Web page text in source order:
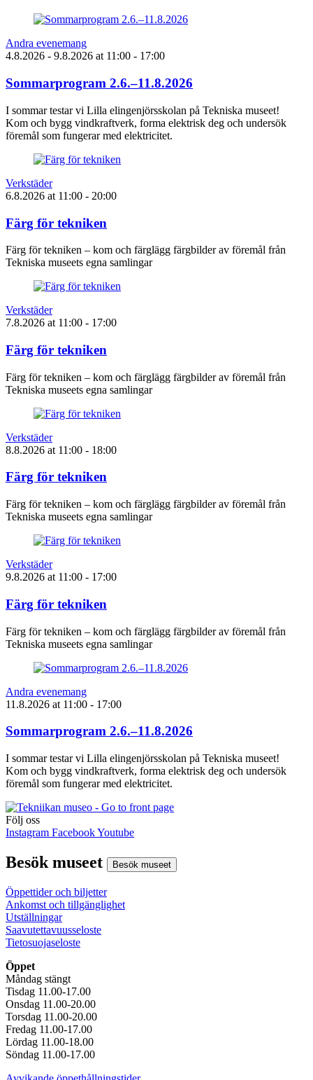
Andra evenemang
4.8.2026 - 9.8.2026 at 11:00 - 17:00
Sommarprogram 2.6.–11.8.2026
I sommar testar vi Lilla elingenjörsskolan på Tekniska museet!
Kom och bygg vindkraftverk, forma elektrisk deg och undersök
föremål som fungerar med elektricitet.
Verkstäder
6.8.2026 at 11:00 - 20:00
Färg för tekniken
Färg för tekniken – kom och färglägg färgbilder av föremål från
Tekniska museets egna samlingar
Verkstäder
7.8.2026 at 11:00 - 17:00
Färg för tekniken
Färg för tekniken – kom och färglägg färgbilder av föremål från
Tekniska museets egna samlingar
Verkstäder
8.8.2026 at 11:00 - 18:00
Färg för tekniken
Färg för tekniken – kom och färglägg färgbilder av föremål från
Tekniska museets egna samlingar
Verkstäder
9.8.2026 at 11:00 - 17:00
Färg för tekniken
Färg för tekniken – kom och färglägg färgbilder av föremål från
Tekniska museets egna samlingar
Andra evenemang
11.8.2026 at 11:00 - 17:00
Sommarprogram 2.6.–11.8.2026
I sommar testar vi Lilla elingenjörsskolan på Tekniska museet!
Kom och bygg vindkraftverk, forma elektrisk deg och undersök
föremål som fungerar med elektricitet.
Följ oss
Instagram FacebookYoutube
Besök museet Besök museet
Öppettider och biljetter
Ankomst och tillgänglighet
Utställningar
Saavutettavuusseloste
Tietosuojaseloste
Öppet
Måndag stängt
Tisdag 11.00-17.00
Onsdag 11.00-20.00
Torsdag 11.00-20.00
Fredag 11.00-17.00
Lördag 11.00-18.00
Söndag 11.00-17.00